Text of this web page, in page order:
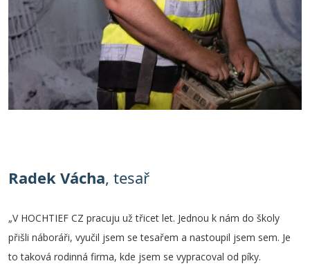
Radek Vácha, tesař
„V HOCHTIEF CZ pracuju už třicet let. Jednou k nám do školy
přišli náboráři, vyučil jsem se tesařem a nastoupil jsem sem. Je
to taková rodinná firma, kde jsem se vypracoval od píky.